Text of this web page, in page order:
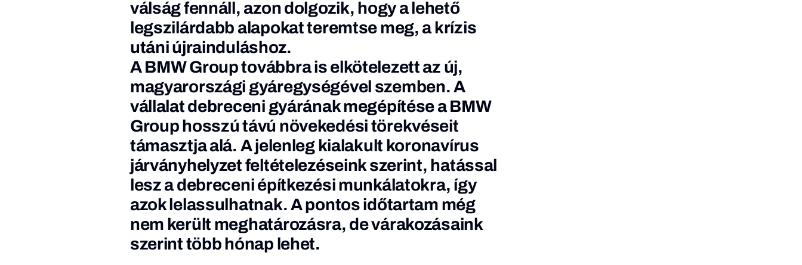
válság fennáll, azon dolgozik, hogy a lehető
legszilárdabb alapokat teremtse meg, a krízis
utáni újrainduláshoz.
A BMW Group továbbra is elkötelezett az új,
magyarországi gyáregységével szemben. A
vállalat debreceni gyárának megépítése a BMW
Group hosszú távú növekedési törekvéseit
támasztja alá. A jelenleg kialakult koronavírus
járványhelyzet feltételezéseink szerint, hatással
lesz a debreceni építkezési munkálatokra, így
azok lelassulhatnak. A pontos időtartam még
nem került meghatározásra, de várakozásaink
szerint több hónap lehet.